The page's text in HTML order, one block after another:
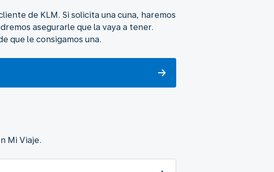
de KLM. Si solicita una cuna, haremos
asegurarle que la vaya a tener.
que le consigamos una.
Mi Viaje.